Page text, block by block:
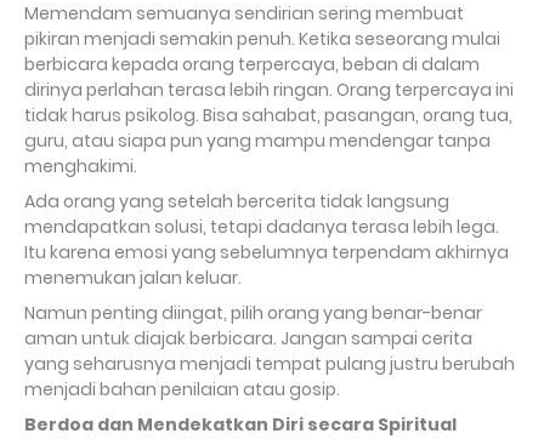
Memendam semuanya sendirian sering membuat
pikiran menjadi semakin penuh. Ketika seseorang mulai
berbicara kepada orang terpercaya, beban di dalam
dirinya perlahan terasa lebih ringan. Orang terpercaya ini
tidak harus psikolog. Bisa sahabat, pasangan, orang tua,
guru, atau siapa pun yang mampu mendengar tanpa
menghakimi.
Ada orang yang setelah bercerita tidak langsung
mendapatkan solusi, tetapi dadanya terasa lebih lega.
Itu karena emosi yang sebelumnya terpendam akhirnya
menemukan jalan keluar.
Namun penting diingat, pilih orang yang benar-benar
aman untuk diajak berbicara. Jangan sampai cerita
yang seharusnya menjadi tempat pulang justru berubah
menjadi bahan penilaian atau gosip.
Berdoa dan Mendekatkan Diri secara Spiritual